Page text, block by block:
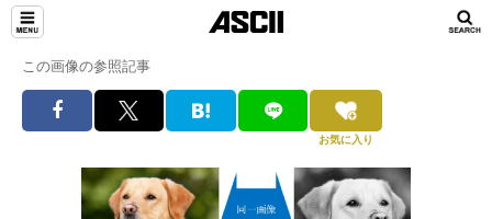
この画像の参照記事
お気に入り